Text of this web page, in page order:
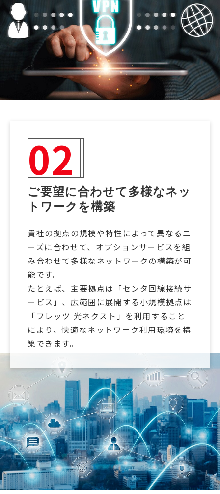
02
ご要望に合わせて多様なネッ
トワークを構築
貴社の拠点の規模や特性によって異なるニ
ーズに合わせて、オプションサービスを組
み合わせて多様なネットワークの構築が可
能です。
たとえば、主要拠点は「センタ回線接続サ
ービス」、広範囲に展開する小規模拠点は
「フレッツ 光ネクスト」を利用すること
により、快適なネットワーク利用環境を構
築できます。